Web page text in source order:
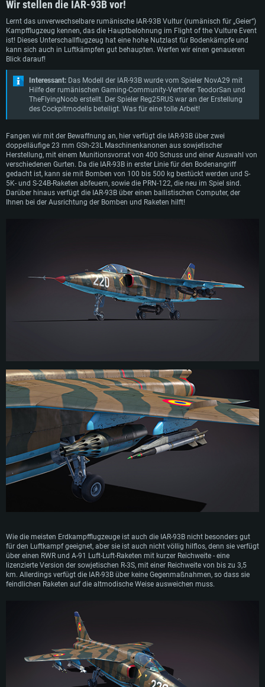
SYSTEMANFORDERUNGEN
Mindestanforderungen
Betriebssystem: Windows 10 (64bit)
Prozessor: Dual-Core 2.2 GHz
Mindestanforderungen
Betriebssystem: Mac OS Big Sur 11.0 oder neuer
Prozessor: Intel Core i5, 2.2 GHz (Intel Xeon Prozessoren werden nicht
Mindestanforderungen
Betriebssystem: neueste 64bit Linux Systeme
Prozessor: Dual-Core 2.4 GHz
Wir stellen die IAR-93B vor!
Lernt das unverwechselbare rumänische IAR-93B Vultur (rumänisch für „Geier“)
Kampfflugzeug kennen, das die Hauptbelohnung im Flight of the Vulture Event
ist! Dieses Unterschallflugzeug hat eine hohe Nutzlast für Bodenkämpfe und
kann sich auch in Luftkämpfen gut behaupten. Werfen wir einen genaueren
Blick darauf!
Interessant: Das Modell der IAR-93B wurde vom Spieler NovA29 mit
Hilfe der rumänischen Gaming-Community-Vertreter TeodorSan und
TheFlyingNoob erstellt. Der Spieler Reg25RUS war an der Erstellung
des Cockpitmodells beteiligt. Was für eine tolle Arbeit!
Fangen wir mit der Bewaffnung an, hier verfügt die IAR-93B über zwei
doppelläufige 23 mm GSh-23L Maschinenkanonen aus sowjetischer
Herstellung, mit einem Munitionsvorrat von 400 Schuss und einer Auswahl von
verschiedenen Gurten. Da die IAR-93B in erster Linie für den Bodenangriff
gedacht ist, kann sie mit Bomben von 100 bis 500 kg bestückt werden und S-
5K- und S-24B-Raketen abfeuern, sowie die PRN-122, die neu im Spiel sind.
Darüber hinaus verfügt die IAR-93B über einen ballistischen Computer, der
Ihnen bei der Ausrichtung der Bomben und Raketen hilft!
Wie die meisten Erdkampfflugzeuge ist auch die IAR-93B nicht besonders gut
für den Luftkampf geeignet, aber sie ist auch nicht völlig hilflos, denn sie verfügt
über einen RWR und A-91 Luft-Luft-Raketen mit kurzer Reichweite - eine
lizenzierte Version der sowjetischen R-3S, mit einer Reichweite von bis zu 3,5
km. Allerdings verfügt die IAR-93B über keine Gegenmaßnahmen, so dass sie
feindlichen Raketen auf die altmodische Weise ausweichen muss.